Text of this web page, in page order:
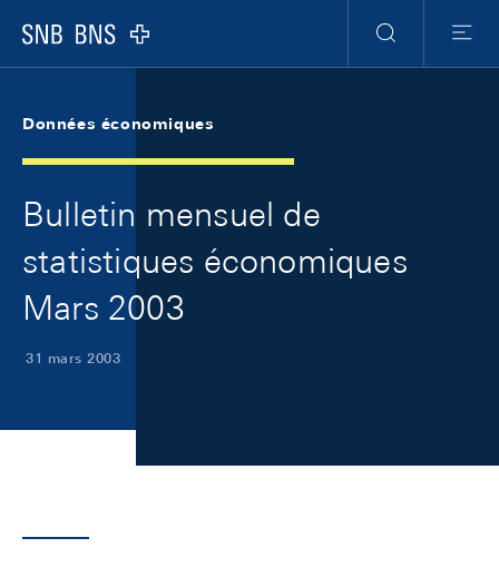
Logo
RechercheMenu
Données économiques
Bulletin mensuel de
statistiques économiques
Mars 2003
31 mars 2003